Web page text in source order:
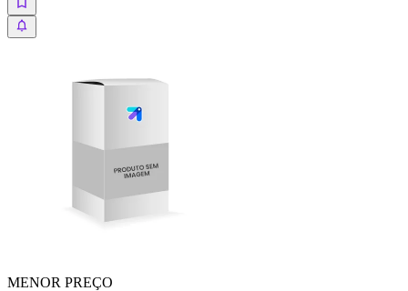
MENOR PREÇO